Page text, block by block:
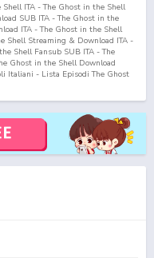
ITA - The Ghost in the Shell
SUB ITA - The Ghost in the
ITA - The Ghost in the Shell
Shell Streaming & Download ITA -
Shell Fansub SUB ITA - The
Ghost in the Shell Download
Italiani - Lista Episodi The Ghost
ITA - The Ghost in the Shell
ITA - Koukaku Kidoutai (TV) ITA -
Kidoutai (TV) Download SUB ITA
(TV) Download ITA -
ITA - Koukaku Kidoutai
Episodi SUB ITA - Koukaku
Koukaku Kidoutai (TV) ITA
Episodio